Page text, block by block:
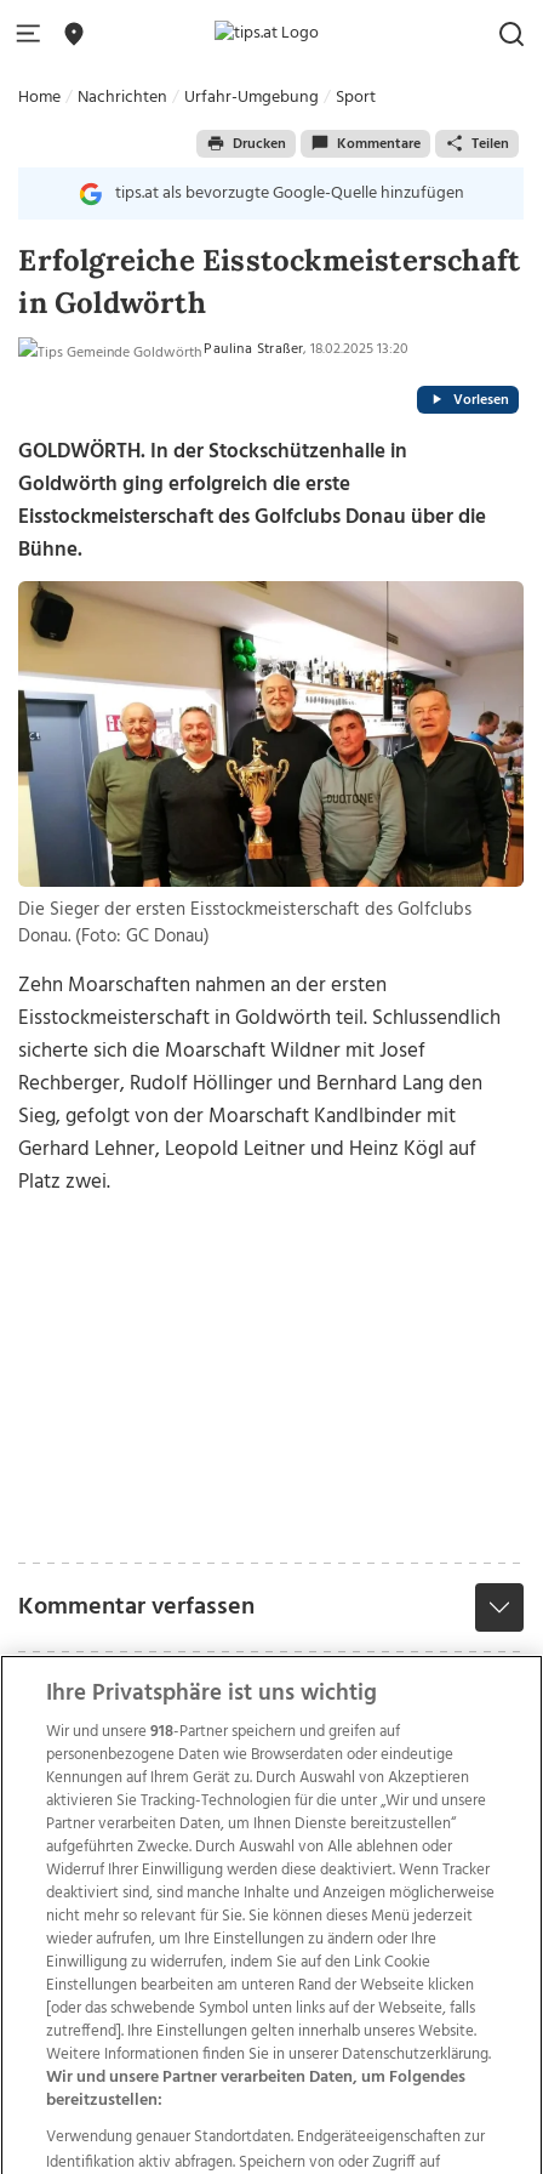
Home Nachrichten Urfahr-Umgebung Sport
Drucken Kommentare Teilen
tips.at als bevorzugte Google-Quelle hinzufügen
Erfolgreiche Eisstockmeisterschaft
in Goldwörth
Paulina Straßer, 18.02.2025 13:20
Vorlesen
GOLDWÖRTH. In der Stockschützenhalle in
Goldwörth ging erfolgreich die erste
Eisstockmeisterschaft des Golfclubs Donau über die
Bühne.
Die Sieger der ersten Eisstockmeisterschaft des Golfclubs
Donau. (Foto: GC Donau)
Zehn Moarschaften nahmen an der ersten
Eisstockmeisterschaft in Goldwörth teil. Schlussendlich
sicherte sich die Moarschaft Wildner mit Josef
Rechberger, Rudolf Höllinger und Bernhard Lang den
Sieg, gefolgt von der Moarschaft Kandlbinder mit
Gerhard Lehner, Leopold Leitner und Heinz Kögl auf
Platz zwei.
Kommentar verfassen
Wir über uns Mediadaten Kontakt
Jobs
Datenschutz
Impressum
AGB Anzeigekunden
AGB Website
Ehrenkodex Politische Werbung
Weitere Angebote des Medienhauses Wimmer
Ihre Privatsphäre ist uns wichtig
Wir und unsere918-Partner speichern und greifen auf
personenbezogene Daten wie Browserdaten oder eindeutige
Kennungen auf Ihrem Gerät zu. Durch Auswahl von Akzeptieren
aktivieren Sie Tracking-Technologien für die unter „Wir und unsere
Partner verarbeiten Daten, um Ihnen Dienste bereitzustellen“
aufgeführten Zwecke. Durch Auswahl von Alle ablehnen oder
Widerruf Ihrer Einwilligung werden diese deaktiviert. Wenn Tracker
deaktiviert sind, sind manche Inhalte und Anzeigen möglicherweise
nicht mehr so relevant für Sie. Sie können dieses Menü jederzeit
wieder aufrufen, um Ihre Einstellungen zu ändern oder Ihre
Einwilligung zu widerrufen, indem Sie auf den Link Cookie
Einstellungen bearbeiten am unteren Rand der Webseite klicken
[oder das schwebende Symbol unten links auf der Webseite, falls
zutreffend]. Ihre Einstellungen gelten innerhalb unseres Website.
Weitere Informationen finden Sie in unserer Datenschutzerklärung.
Wir und unsere Partner verarbeiten Daten, um Folgendes
bereitzustellen:
Verwendung genauer Standortdaten. Endgeräteeigenschaften zur
Identifikation aktiv abfragen. Speichern von oder Zugriff auf